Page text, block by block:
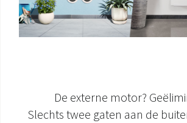
De externe motor?
Slechts twee gaten aan de